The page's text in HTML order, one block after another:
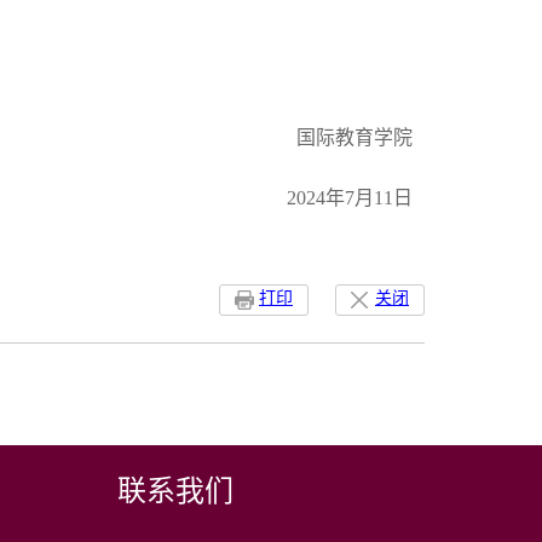
国际教育学院
2024年7月11日
关闭
打印
联系我们